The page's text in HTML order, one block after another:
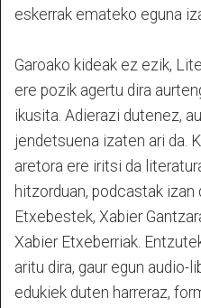
eskerrak emateko eguna
Garoako kideak ez ezik,
ere pozik agertu dira
ikusita. Adierazi dutenez,
jendetsuena izaten ari da.
aretora ere iritsi da
hitzorduan, podcastak
Etxebestek, Xabier
Xabier Etxeberriak.
aritu dira, gaur egun audio-
edukiek duten harreraz,